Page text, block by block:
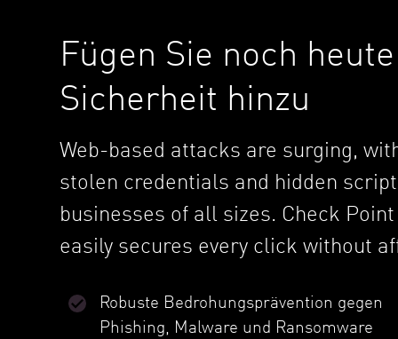
Fügen Sie noch
Sicherheit hinzu
Web-based attacks are surging,
stolen credentials and hidden
businesses of all sizes. Check
easily secures every click without
Robuste Bedrohungsprävention gegen
Phishing, Malware und Ransomware